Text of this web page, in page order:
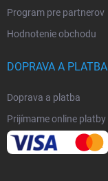
Program pre partnerov
Hodnotenie obchodu
DOPRAVA A PLATBA
Doprava a platba
Prijímame online platby